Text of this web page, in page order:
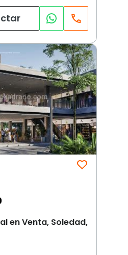
en Venta, Soledad,